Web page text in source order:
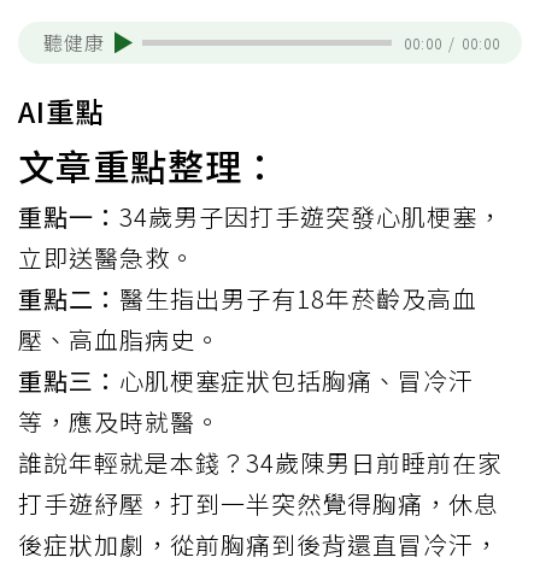
聽健康 00:00 / 00:00
AI重點
文章重點整理：
重點一： 34歲男子因打手遊突發心肌梗塞，
立即送醫急救。
重點二： 醫生指出男子有18年菸齡及高血
壓、高血脂病史。
重點三： 心肌梗塞症狀包括胸痛、冒冷汗
等，應及時就醫。
誰說年輕就是本錢？34歲陳男日前睡前在家
打手遊紓壓，打到一半突然覺得胸痛，休息
後症狀加劇，從前胸痛到後背還直冒冷汗，